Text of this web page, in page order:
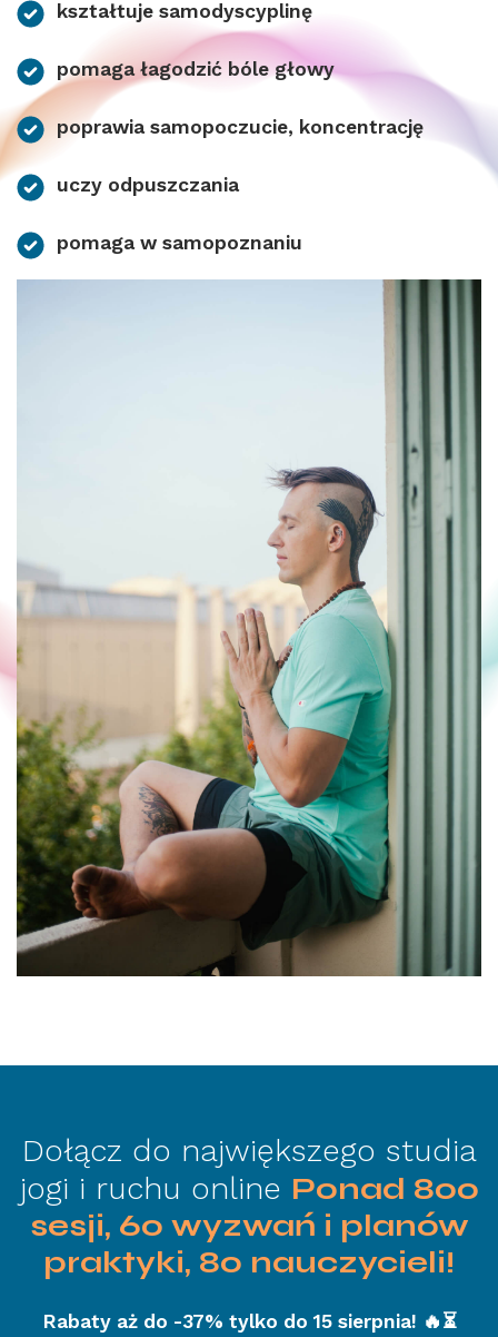
kształtuje samodyscyplinę
pomaga łagodzić bóle głowy
poprawia samopoczucie, koncentrację
uczy odpuszczania
pomaga w samopoznaniu
Dołącz do największego studia
jogi i ruchu online Ponad 800
sesji, 60 wyzwań i planów
praktyki, 80 nauczycieli!
Rabaty aż do -37% tylko do 15 sierpnia! 🔥⏳